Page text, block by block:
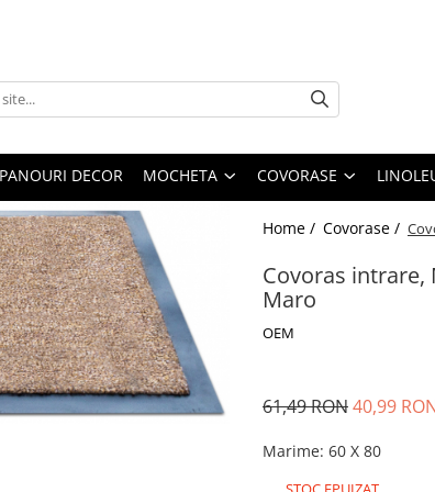
PANOURI DECOR MOCHETA COVORASE
Home / Covorase /
Covoras intrare,
Maro
OEM
61,49 RON40,99
Marime: 60 X 80